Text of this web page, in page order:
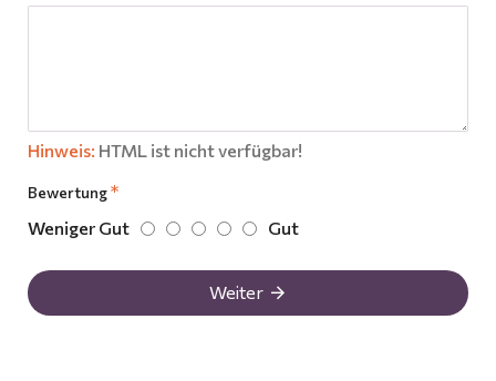
Hinweis: HTML ist nicht verfügbar!
Bewertung
Weniger Gut Gut
Weiter